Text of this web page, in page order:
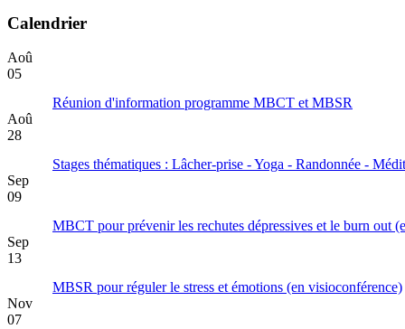
Calendrier
Aoû
05
Réunion d'information programme MBCT et MBSR
Aoû
28
Stages thématiques : Lâcher-prise - Yoga - Randonnée -
Sep
09
MBCT pour prévenir les rechutes dépressives et le burn out
Sep
13
MBSR pour réguler le stress et émotions (en visioconférence)
Nov
07